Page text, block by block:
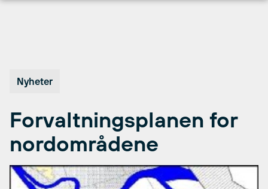
Nyheter
Forvaltningsplanen for
nordområdene